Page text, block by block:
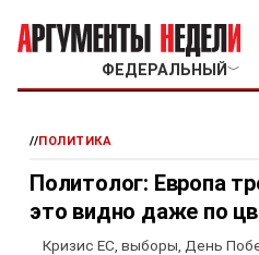
ФЕДЕРАЛЬНЫЙ ﹀
//ПОЛИТИКА
Политолог: Европа
это видно даже по
Кризис ЕС, выборы, День